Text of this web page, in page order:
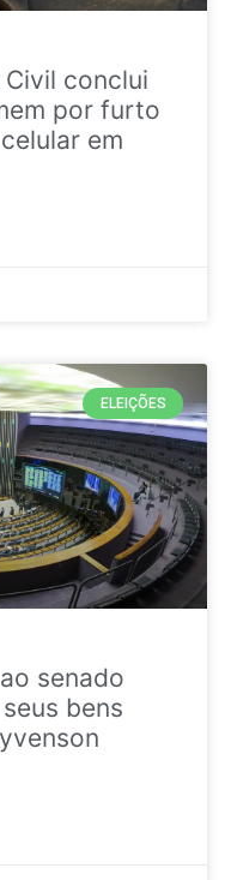
conclui
por furto
em
ELEIÇÕES
senado
bens